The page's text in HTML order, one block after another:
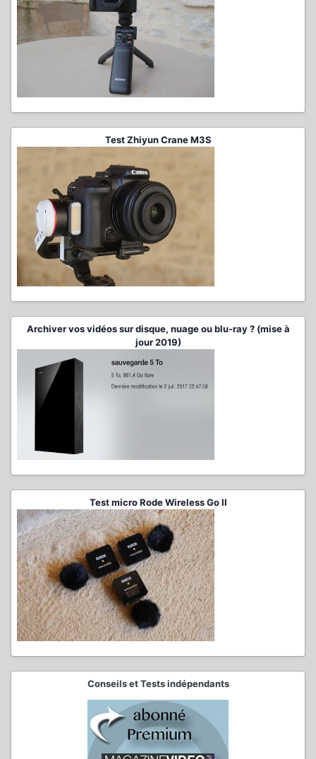
Test Zhiyun Crane M3S
Archiver vos vidéos sur disque, nuage ou blu-ray ? (mise à
jour 2019)
Test micro Rode Wireless Go II
Conseils et Tests indépendants